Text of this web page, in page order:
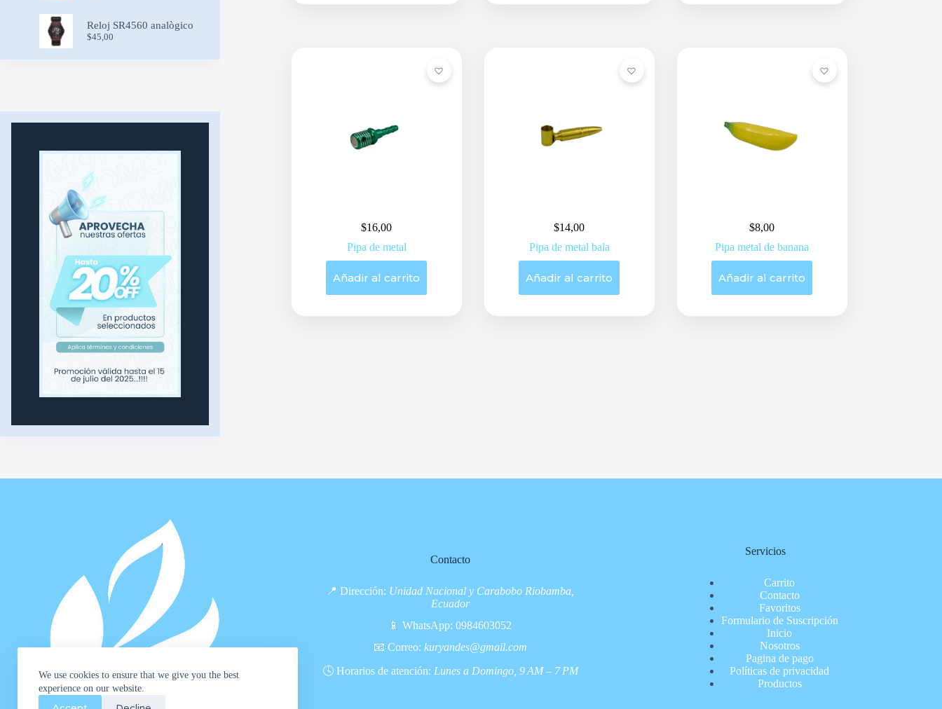
We use cookies to ensure that we give you the best
experience on our website.
$16,00
Pipa de metal
Añadir al carrito
$14,00
Pipa de metal bala
Añadir al carrito
$8,00
Pipa metal de banana
Añadir al carrito
Reloj SR4560 analògico
$45,00
Contacto
📍 Dirección: Unidad Nacional y Carabobo Riobamba,
Ecuador
📱 WhatsApp: 0984603052
📧 Correo: kuryandes@gmail.com
🕓 Horarios de atención: Lunes a Domingo, 9 AM – 7 PM
Servicios
Carrito
Contacto
Favoritos
Formulario de Suscripción
Inicio
Nosotros
Pagina de pago
Políticas de privacidad
Productos